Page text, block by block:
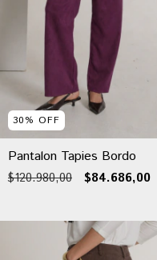
30% OFF
Pantalon Tapies Bordo
$120.980,00 $84.686,00